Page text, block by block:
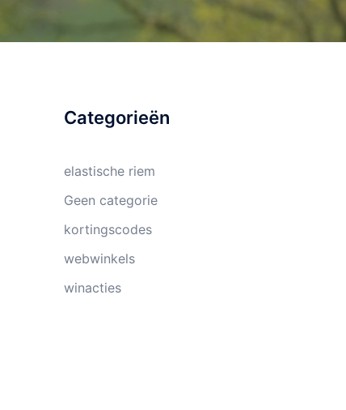
Categorieën
elastische riem
Geen categorie
kortingscodes
webwinkels
winacties